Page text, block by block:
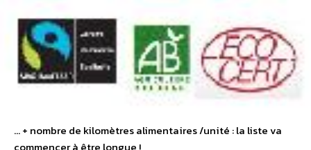
… + nombre de kilomètres alimentaires /unité : la liste va